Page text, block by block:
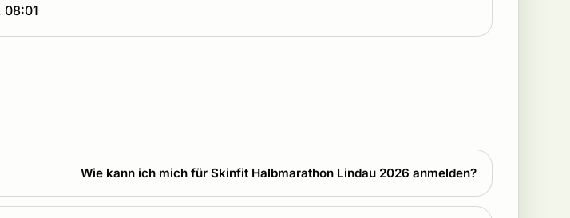
08:01
Wie kann ich mich für Skinfit Halbmarathon Lindau 2026 anmelden?